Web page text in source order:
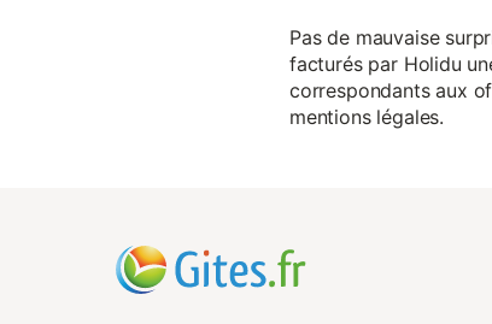
Pas de mauvaise
facturés par Holidu
correspondants aux
mentions légales.